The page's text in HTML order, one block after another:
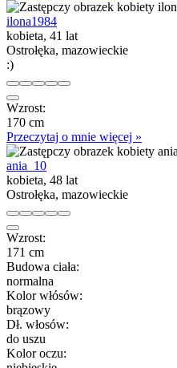
ilona1984
kobieta, 41 lat
Ostrołęka, mazowieckie
:)
Wzrost:
170 cm
Przeczytaj o mnie więcej »
ania_10
kobieta, 48 lat
Ostrołęka, mazowieckie
Wzrost:
171 cm
Budowa ciała:
normalna
Kolor włósów:
brązowy
Dł. włosów:
do uszu
Kolor oczu: